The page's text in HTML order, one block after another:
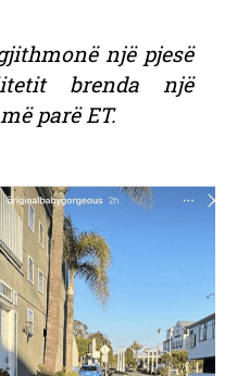
një pjesë
brenda një
parë ET.